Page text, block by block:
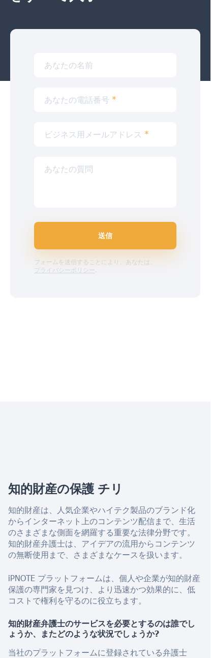
あなたの名前
あなたの電話番号 *
ビジネス用メールアドレス *
あなたの質問
送信
フォームを送信することにより、あなたは、
プライバシーポリシー.
知的財産の保護 チリ
知的財産は、人気企業やハイテク製品のブランド化
からインターネット上のコンテンツ配信まで、生活
のさまざまな側面を網羅する重要な法律分野です。
知的財産弁護士は、アイデアの流用からコンテンツ
の無断使用まで、さまざまなケースを扱います。
iPNOTE プラットフォームは、個人や企業が知的財産
保護の専門家を見つけ、より迅速かつ効果的に、低
コストで権利を守るのに役立ちます。
知的財産弁護士のサービスを必要とするのは誰でし
ょうか、またどのような状況でしょうか?
当社のプラットフォームに登録されている弁護士